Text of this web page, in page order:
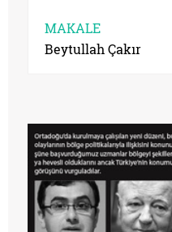
MAKALE
Beytullah Çakır